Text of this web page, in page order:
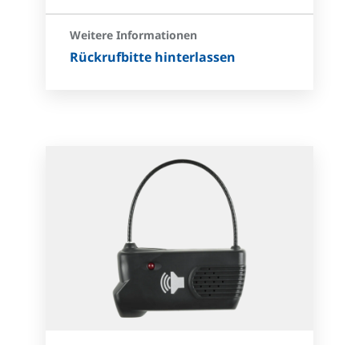
Weitere Informationen
Rückrufbitte hinterlassen